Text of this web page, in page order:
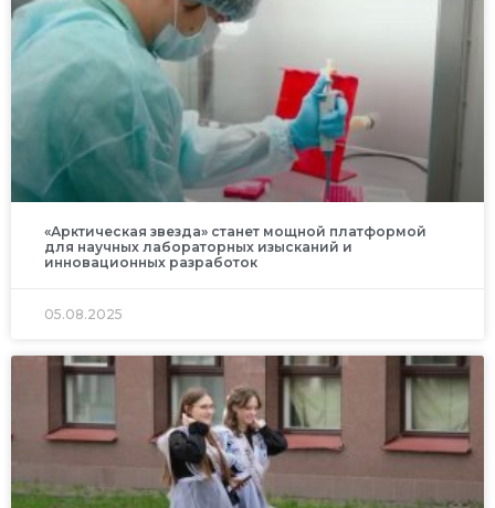
«Арктическая звезда» станет мощной платформой
для научных лабораторных изысканий и
инновационных разработок
05.08.2025